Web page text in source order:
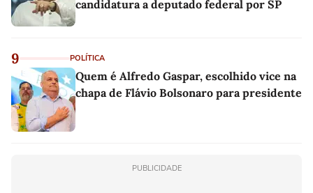
candidatura a deputado federal por SP
9 POLÍTICA
Quem é Alfredo Gaspar, escolhido vice na
chapa de Flávio Bolsonaro para presidente
PUBLICIDADE